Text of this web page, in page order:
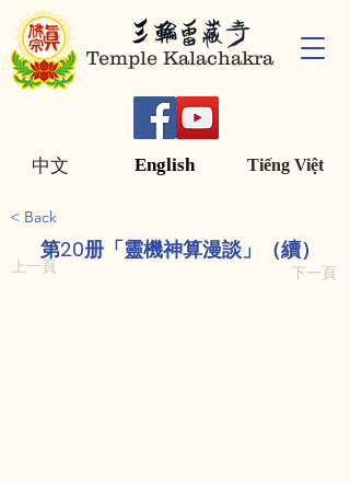
Temple Kalachakra
English Tiếng Việt
中文
< Back
第20册「靈機神算漫談」（續）
上一頁 下一頁